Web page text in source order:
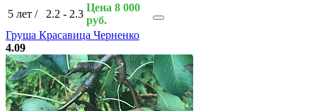
5 лет / 2.2 - 2.3
Цена 8 000
руб.
Груша Красавица Черненко
4.09